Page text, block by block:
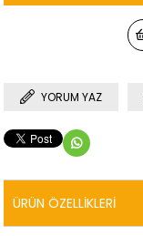
YORUM YAZ
ÜRÜN ÖZELLIKLERI